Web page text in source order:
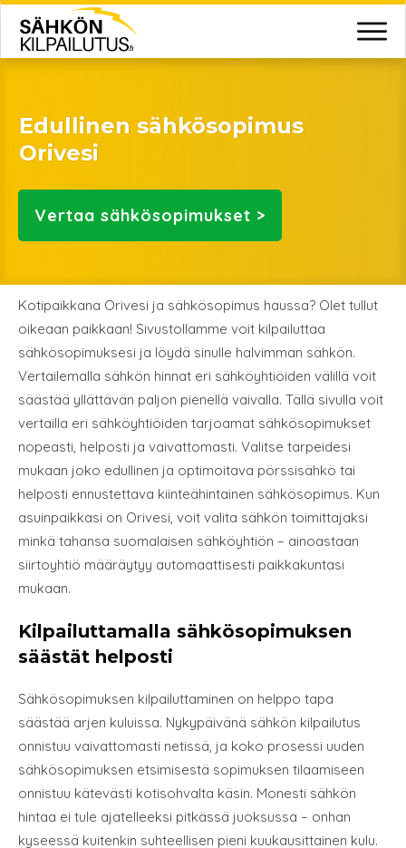
Edullinen sähkösopimus
Orivesi
Vertaa sähkösopimukset >
Kotipaikkana Orivesi ja sähkösopimus haussa? Olet tullut
oikeaan paikkaan! Sivustollamme voit kilpailuttaa
sähkösopimuksesi ja löydä sinulle halvimman sähkön.
Vertailemalla sähkön hinnat eri sähköyhtiöiden välillä voit
säästää yllättävän paljon pienellä vaivalla. Tällä sivulla voit
vertailla eri sähköyhtiöiden tarjoamat sähkösopimukset
nopeasti, helposti ja vaivattomasti. Valitse tarpeidesi
mukaan joko edullinen ja optimoitava pörssisähkö tai
helposti ennustettava kiinteähintainen sähkösopimus. Kun
asuinpaikkasi on Orivesi, voit valita sähkön toimittajaksi
minkä tahansa suomalaisen sähköyhtiön – ainoastaan
siirtoyhtiö määräytyy automaattisesti paikkakuntasi
mukaan.
Kilpailuttamalla sähkösopimuksen
säästät helposti
Sähkösopimuksen kilpailuttaminen on helppo tapa
säästää arjen kuluissa. Nykypäivänä sähkön kilpailutus
onnistuu vaivattomasti netissä, ja koko prosessi uuden
sähkösopimuksen etsimisestä sopimuksen tilaamiseen
onnistuu kätevästi kotisohvalta käsin. Monesti sähkön
hintaa ei tule ajatelleeksi pitkässä juoksussa – onhan
kyseessä kuitenkin suhteellisen pieni kuukausittainen kulu.